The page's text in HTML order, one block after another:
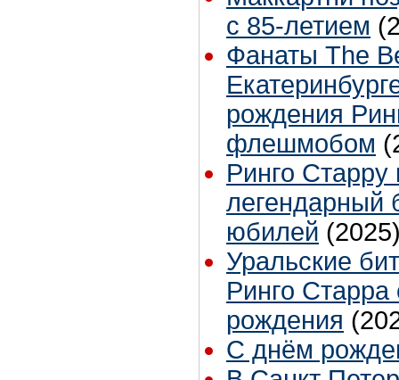
с 85-летием
Фанаты The
рождения
флешмобом
Ринго Старру
легендарный
юбилей
Уральские
Ринго
рождения
С днём